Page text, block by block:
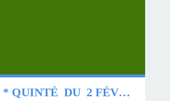
* * * * QUINTÉ DU 2 FÉVRIER 2026 * * * *